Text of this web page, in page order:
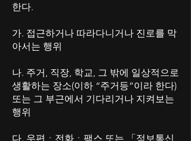
한다.
가. 접근하거나 따라다니거나 진로를 막
아서는 행위
나. 주거, 직장, 학교, 그 밖에 일상적으로
생활하는 장소(이하 “주거등”이라 한다)
또는 그 부근에서 기다리거나 지켜보는
행위
다. 우편ㆍ전화ㆍ팩스 또는 「정보통신